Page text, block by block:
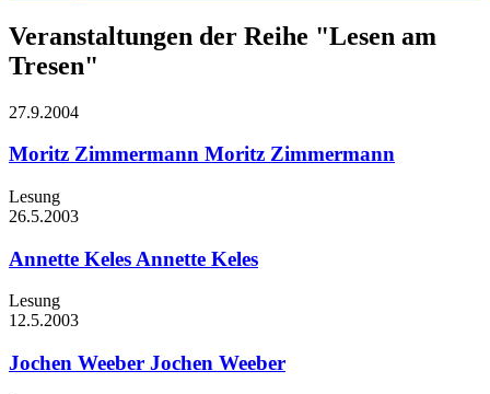
Veranstaltungen der Reihe "Lesen am
Tresen"
27.9.2004
Moritz Zimmermann Moritz Zimmermann
Lesung
26.5.2003
Annette Keles Annette Keles
Lesung
12.5.2003
Jochen Weeber Jochen Weeber